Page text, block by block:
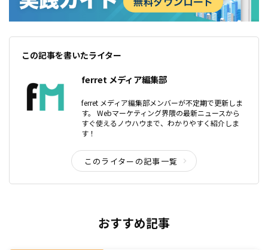
この記事を書いたライター
ferret メディア編集部
ferret メディア編集部メンバーが不定期で更新しま
す。 Webマーケティング界隈の最新ニュースから
すぐ使えるノウハウまで、わかりやすく紹介しま
す！
このライターの記事一覧
おすすめ記事